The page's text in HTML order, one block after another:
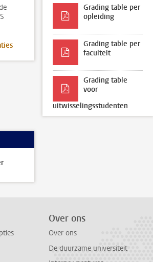
Grading table per
opleiding
Grading table per
faculteit
Grading table
voor
uitwisselingsstudenten
Over ons
Over ons
De duurzame universiteit